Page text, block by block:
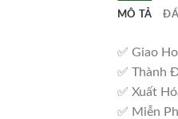
MÔ TẢ
✅ Giao
✅ Thành
✅ Xuất
✅ Miễn